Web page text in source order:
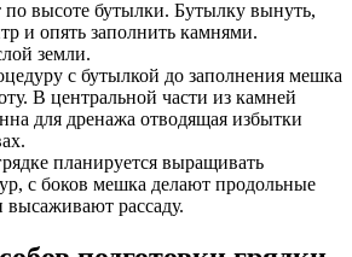
по высоте бутылки. Бутылку вынуть,
и опять заполнить камнями.
земли.
с бутылкой до заполнения мешка
В центральной части из камней
для дренажа отводящая избытки
планируется выращивать
с боков мешка делают продольные
высаживают рассаду.